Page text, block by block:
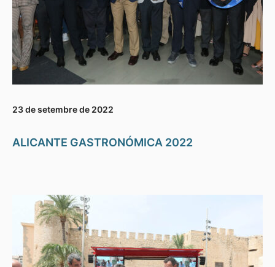
23 de setembre de 2022
ALICANTE GASTRONÓMICA 2022